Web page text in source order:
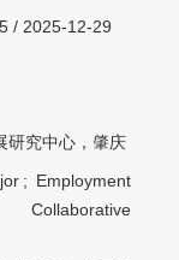
/ 2025-12-29
研究中心，肇庆
; Employment
Collaborative